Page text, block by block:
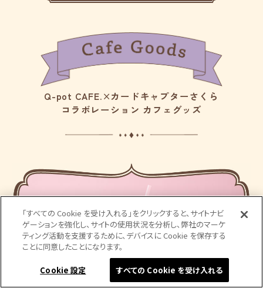
Q-pot CAFE.×カードキャプターさくら
コラボレーション カフェグッズ
「すべての Cookie を受け入れる」をクリックすると、サイトナビ
ゲーションを強化し、サイトの使用状況を分析し、弊社のマーケ
ティング活動を支援するために、デバイスに Cookie を保存する
ことに同意したことになります。
Cookie 設定 すべての Cookie を受け入れる